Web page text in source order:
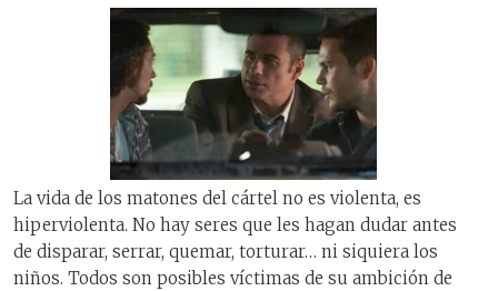
La vida de los matones del cártel no es violenta, es
hiperviolenta. No hay seres que les hagan dudar antes
de disparar, serrar, quemar, torturar… ni siquiera los
niños. Todos son posibles víctimas de su ambición de